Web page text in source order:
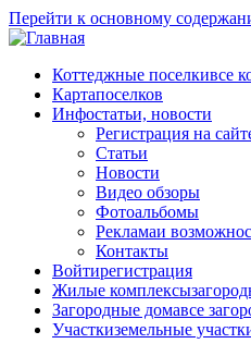
Перейти к основному
Коттеджные поселкивсе
Картапоселков
Инфостатьи, новости
Регистрация на
Статьи
Новости
Видео обзоры
Фотоальбомы
Рекламаи
Контакты
Войтирегистрация
Жилые комплексы
Загородные домавсе
Участкиземельные